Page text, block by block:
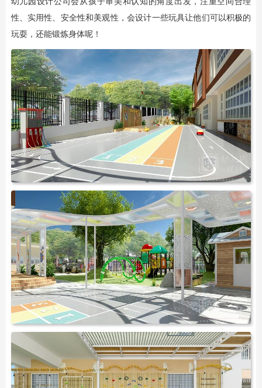
性、实用性、安全性和美观性，会设计一些玩具让他们可以积极的
玩耍，还能锻炼身体呢！